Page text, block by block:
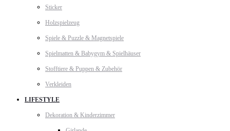
Sticker
Holzspielzeug
Spiele & Puzzle & Magnetspiele
Spielmatten & Babygym & Spielhäuser
Stofftiere & Puppen & Zubehör
Verkleiden
LIFESTYLE
Dekoration & Kinderzimmer